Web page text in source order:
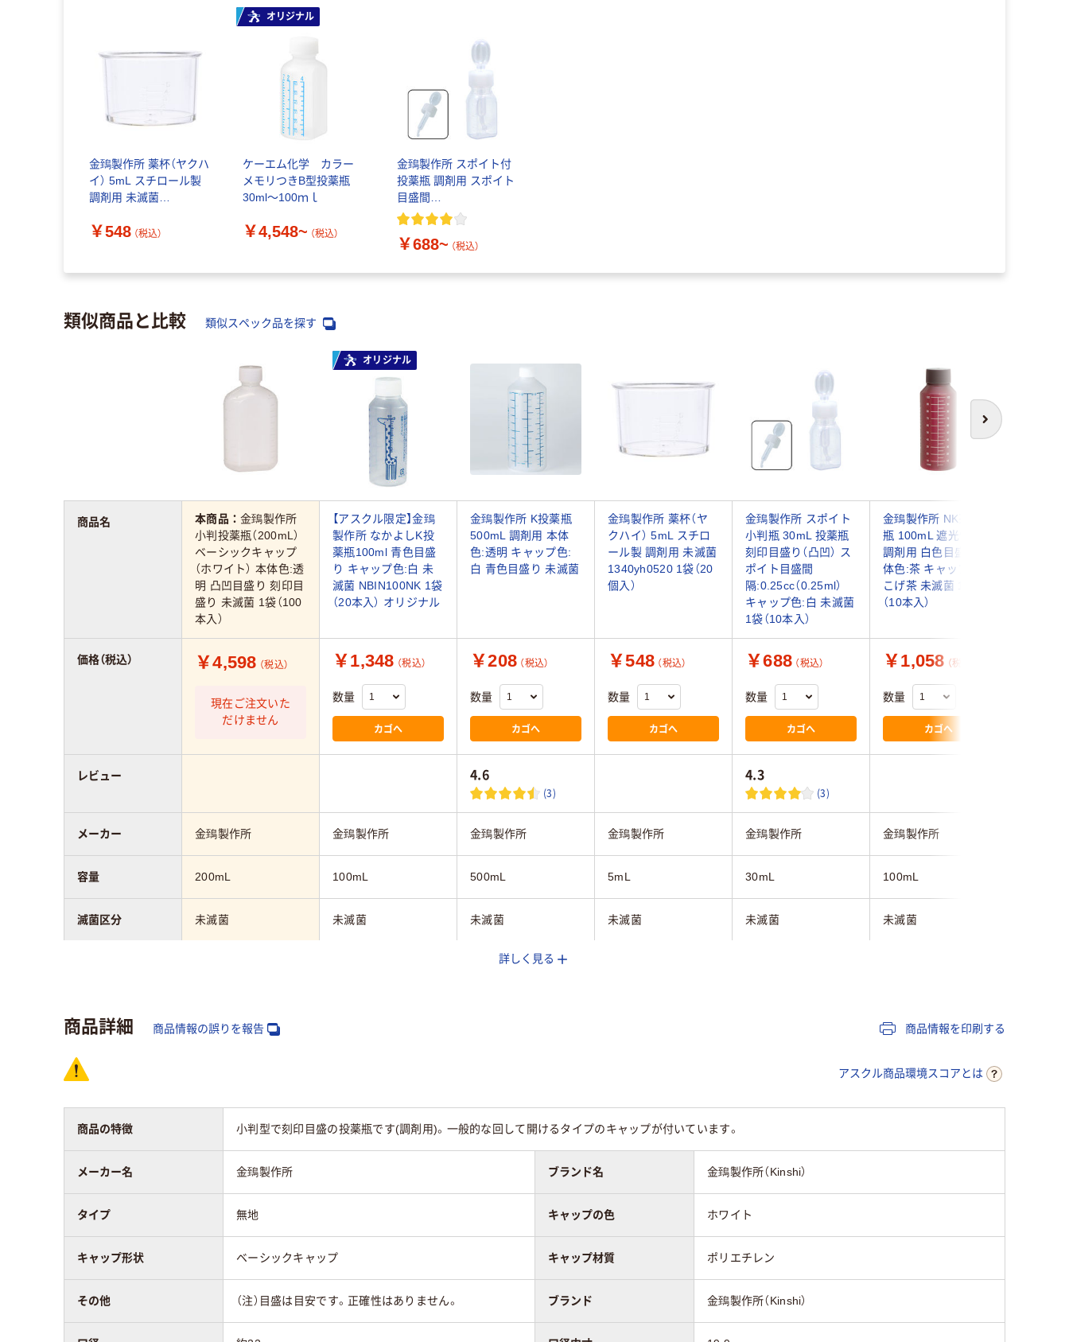
金鵄製作所 薬杯（ヤクハ
イ） 5mL スチロール製
調剤用 未滅菌
入）
￥548 （税込）
オリジナル
ケーエム化学 カラー
メモリつきB型投薬瓶
30ml～100ｍｌ
￥4,548~ （税込）
金鵄製作所 スポイト付
投薬瓶 調剤用 スポイト
目盛間
隔:0.25cc（0.25ml） キャ
￥688~ （税込）
類似商品と比較 類似スペック品を探す
次へ
オリジナル
本商品：金鵄製作所
小判投薬瓶（200mL）
ベーシックキャップ
（ホワイト） 本体色:透
明 凸凹目盛り 刻印目
盛り 未滅菌 1袋（100
本入）
【アスクル限定】金鵄
製作所 なかよしK投
薬瓶100ml 青色目盛
り キャップ色:白 未
滅菌 NBIN100NK 1袋
（20本入） オリジナル
金鵄製作所 K投薬瓶
500mL 調剤用 本体
色:透明 キャップ色:
白 青色目盛り 未滅菌
金鵄製作所 薬杯（ヤ
クハイ） 5mL スチロ
ール製 調剤用 未滅菌
1340yh0520 1袋（20
個入）
金鵄製作所 スポイト
小判瓶 30mL 投薬瓶
刻印目盛り（凸凹） ス
ポイト目盛間
隔:0.25cc（0.25ml）
キャップ色:白 未滅菌
1袋（10本入）
金鵄製作所 NK茶投薬
瓶 100mL 遮光性あり
調剤用 白色目盛り 本
体色:茶 キャップ色:
こげ茶 未滅菌 1袋
（10本入）
￥4,598 （税込）
現在ご注文いた
だけません
￥1,348 （税込）
数量
カゴへ
￥208 （税込）
数量
カゴへ
￥548 （税込）
数量
カゴへ
￥688 （税込）
数量
カゴへ
￥1,058 （税込）
数量
カゴへ
4.6
(3)
4.3
(3)
金鵄製作所 金鵄製作所 金鵄製作所 金鵄製作所 金鵄製作所 金鵄製作所
200mL 100mL 500mL 5mL 30mL 100mL
未滅菌 未滅菌 未滅菌 未滅菌 未滅菌 未滅菌
本体：ポリプロピレ
5
商品名
価格（税込）
レビュー
メーカー
容量
滅菌区分
カラーグループ
詳しく見る
商品詳細 商品情報の誤りを報告 商品情報を印刷する
アスクル商品環境スコアとは
商品の特徴 小判型で刻印目盛の投薬瓶です(調剤用)。一般的な回して開けるタイプのキャップが付いています。
メーカー名 金鵄製作所 ブランド名 金鵄製作所（Kinshi）
タイプ 無地 キャップの色 ホワイト
キャップ形状 ベーシックキャップ キャップ材質 ポリエチレン
その他 （注）目盛は目安です。正確性はありません。 ブランド 金鵄製作所（Kinshi）